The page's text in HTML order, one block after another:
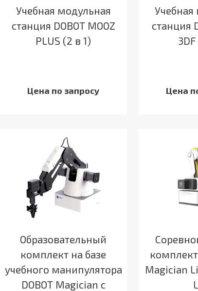
Учебная модульная
станция DOBOT MOOZ
PLUS (2 в 1)
Цена по запросу
Учебная
станция
Цена
Образовательный
комплект на базе
учебного манипулятора
DOBOT Magician с
Magician